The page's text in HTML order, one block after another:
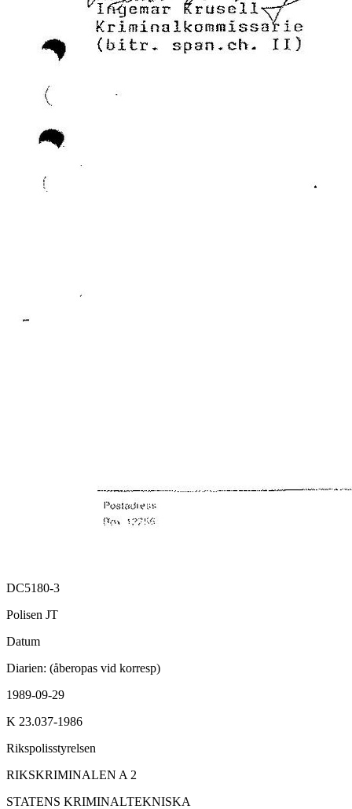
DC5180-3
Polisen JT
Datum
Diarien: (åberopas vid korresp)
1989-09-29
K 23.037-1986
Rikspolisstyrelsen
RIKSKRIMINALEN A 2
STATENS KRIMINALTEKNISKA